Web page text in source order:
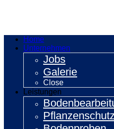
Home
Unternehmen
Jobs
Galerie
Close
Leistungen